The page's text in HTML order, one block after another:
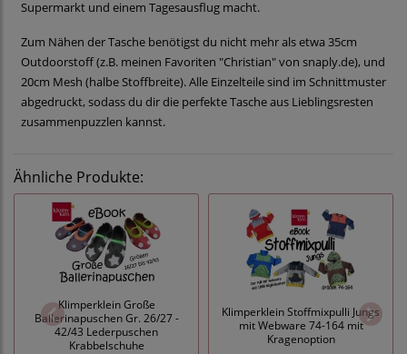
Supermarkt und einem Tagesausflug macht.
Zum Nähen der Tasche benötigst du nicht mehr als etwa 35cm
Outdoorstoff (z.B. meinen Favoriten "Christian" von snaply.de), und
20cm Mesh (halbe Stoffbreite). Alle Einzelteile sind im Schnittmuster
abgedruckt, sodass du dir die perfekte Tasche aus Lieblingsresten
zusammenpuzzlen kannst.
Ähnliche Produkte:
Klimperklein Große
Ballerinapuschen Gr. 26/27 -
42/43 Lederpuschen
Krabbelschuhe
Klimperklein Stoffmixpulli Jungs
mit Webware 74-164 mit
Kragenoption